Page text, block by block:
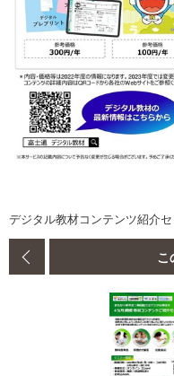
デジタル教材コンテンツ紹介
こ